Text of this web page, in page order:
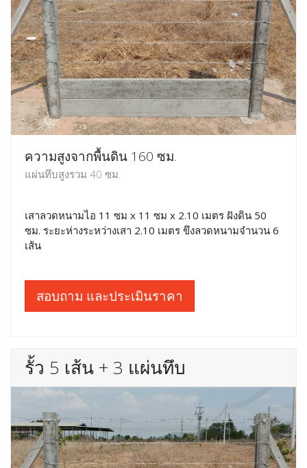
ความสูงจากพื้นดิน 160 ซม.
แผ่นทึบสูงรวม 40 ซม.
เสาลวดหนามไอ 11 ซม x 11 ซม x 2.10 เมตร ฝังดิน 50
ซม. ระยะห่างระหว่างเสา 2.10 เมตร ขึงลวดหนามจำนวน 6
เส้น
สอบถาม และประเมินราคา
รั้ว 5 เส้น + 3 แผ่นทึบ